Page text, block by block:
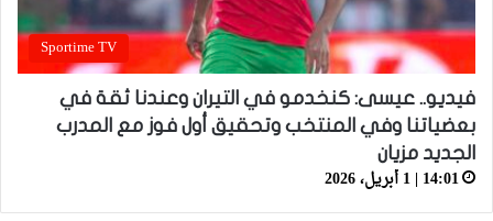
Sportime TV
فيديو.. عيسى: كنخدمو في التيران وعندنا ثقة في
بعضياتنا وفي المنتخب وتحقيق أول فوز مع المدرب
الجديد مزيان
14:01 | 1 أبريل، 2026